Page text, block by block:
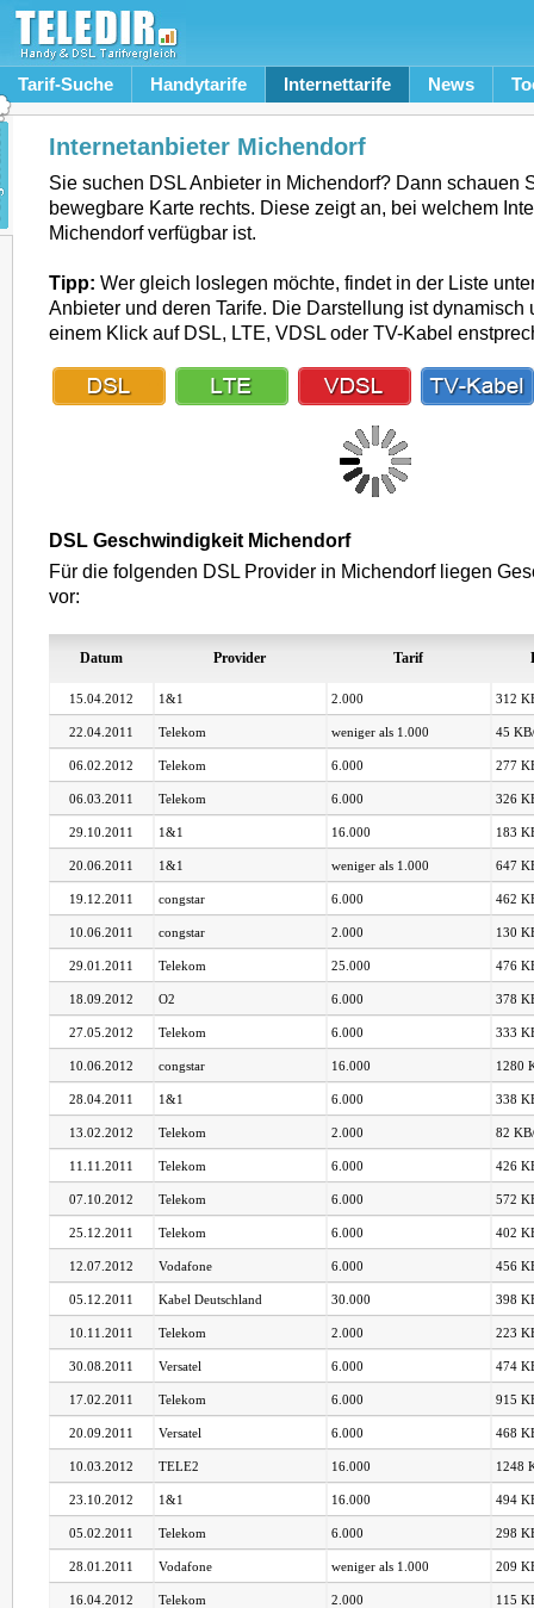
Tarif-Suche Handytarife Internettarife News
Internetanbieter Michendorf
Sie suchen DSL Anbieter in Michendorf? Dann schauen
bewegbare Karte rechts. Diese zeigt an, bei welchem
Michendorf verfügbar ist.
Tipp: Wer gleich loslegen möchte, findet in der Liste
Anbieter und deren Tarife. Die Darstellung ist dynamisch
einem Klick auf DSL, LTE, VDSL oder TV-Kabel
DSL Geschwindigkeit Michendorf
Für die folgenden DSL Provider in Michendorf liegen
vor:
Datum Provider Tarif
15.04.2012 1&1 2.000 312
22.04.2011 Telekom weniger als 1.000 45
06.02.2012 Telekom 6.000 277
06.03.2011 Telekom 6.000 326
29.10.2011 1&1 16.000 183
20.06.2011 1&1 weniger als 1.000 647
19.12.2011 congstar 6.000 462
10.06.2011 congstar 2.000 130
29.01.2011 Telekom 25.000 476
18.09.2012 O2 6.000 378
27.05.2012 Telekom 6.000 333
10.06.2012 congstar 16.000 1280
28.04.2011 1&1 6.000 338
13.02.2012 Telekom 2.000 82
11.11.2011 Telekom 6.000 426
07.10.2012 Telekom 6.000 572
25.12.2011 Telekom 6.000 402
12.07.2012 Vodafone 6.000 456
05.12.2011 Kabel Deutschland 30.000 398
10.11.2011 Telekom 2.000 223
30.08.2011 Versatel 6.000 474
17.02.2011 Telekom 6.000 915
20.09.2011 Versatel 6.000 468
10.03.2012 TELE2 16.000 1248
23.10.2012 1&1 16.000 494
05.02.2011 Telekom 6.000 298
28.01.2011 Vodafone weniger als 1.000 209
16.04.2012 Telekom 2.000 115